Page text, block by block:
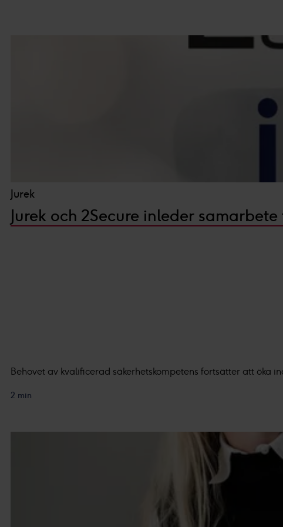
Du kan läsa mer om hur vi
Vi och våra partners
Jurek
Jurek och 2Secure inleder
Behovet av kvalificerad säkerhetskompetens fortsätter att öka
2 min